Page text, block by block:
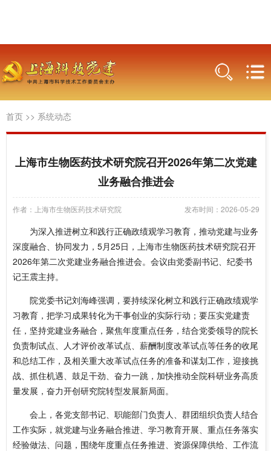
首页 >> 系统动态
上海市生物医药技术研究院召开2026年第二次党建
业务融合推进会
作者：上海市生物医药技术研究院 发布时间：2026-05-29
为深入推进树立和践行正确政绩观学习教育，推动党建与业务
深度融合、协同发力，5月25日， 上海市生物医药技术研究院召开
2026年第二次党建业务融合推进会。会议由党委副书记、纪委书
记王震主持。
院党委书记刘海峰强调，要持续深化树立和践行正确政绩观学
习教育，把学习成果转化为干事创业的实际行动；要压实党建责
任，坚持党建业务融合，聚焦年度重点任务，结合党委领导的院长
负责制试点、人才评价改革试点、薪酬制度改革试点等任务的收尾
和总结工作，及相关重大改革试点任务的准备和谋划工作，迎接挑
战、抓住机遇、鼓足干劲、奋力一跳，加快推动全院科研业务高质
量发展，奋力开创研究院转型发展新局面。
会上，各党支部书记、职能部门负责人、群团组织负责人结合
工作实际，就党建与业务融合推进、学习教育开展、重点任务落实
经验做法、问题，围绕年度重点任务推进、资源保障供给、工作流